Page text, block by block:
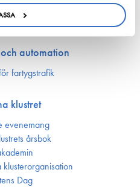
sjöfartsbranchens möjligheter!
automation
fartygstrafik
klustret
evenemang
årsbok
kluster­organisation
Dag